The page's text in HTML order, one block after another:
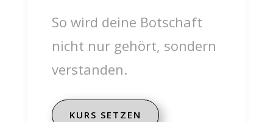
So wird deine Botschaft
nicht nur gehört, sondern
verstanden.
KURS SETZEN